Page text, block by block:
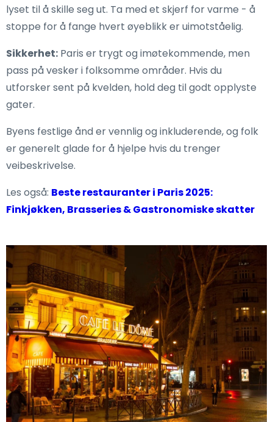
lyset til å skille seg ut. Ta med et skjerf for varme - å
stoppe for å fange hvert øyeblikk er uimotståelig.
Sikkerhet: Paris er trygt og imøtekommende, men
pass på vesker i folksomme områder. Hvis du
utforsker sent på kvelden, hold deg til godt opplyste
gater.
Byens festlige ånd er vennlig og inkluderende, og folk
er generelt glade for å hjelpe hvis du trenger
veibeskrivelse.
Les også: Beste restauranter i Paris 2025:
Finkjøkken, Brasseries & Gastronomiske skatter